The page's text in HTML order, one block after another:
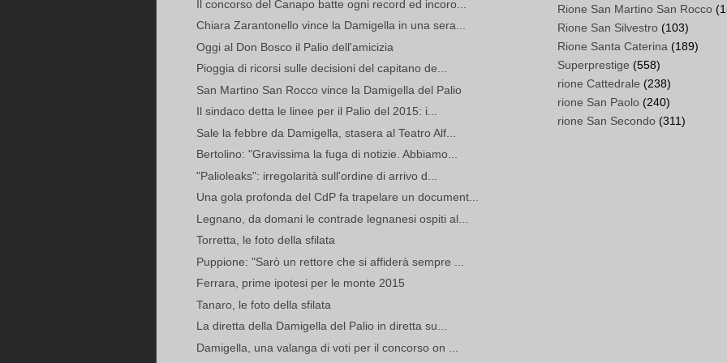
Il concorso del Canapo batte ogni record ed incoro...
Chiara Zarantonello vince la Damigella in una sera...
Oggi al Don Bosco il Palio dell'amicizia
Pioggia di ricorsi sulle decisioni del capitano de...
San Martino San Rocco vince la Damigella del Palio
Il sindaco detta le linee per il Palio del 2015: i...
Sale la febbre da Damigella, stasera al Teatro Alf...
Bertolino: "Gravissima la fuga di notizie. Abbiamo...
"Palioleaks": irregolarità sull'ordine di arrivo d...
Una gola profonda del CdP fa trapelare un document...
Legnano, da domani le contrade legnanesi ospiti al...
Torretta, le foto della sfilata
Puppione: "Sarò un rettore che si affiderà sempre ...
Ferrara, prime ipotesi per le monte 2015
Tanaro, le foto della sfilata
La diretta della Damigella del Palio in diretta su...
Damigella, una valanga di voti per il concorso on ...
Rione San Martino San Rocco
Rione San Silvestro (103)
Rione Santa Caterina (189)
Superprestige (558)
rione Cattedrale (238)
rione San Paolo (240)
rione San Secondo (311)